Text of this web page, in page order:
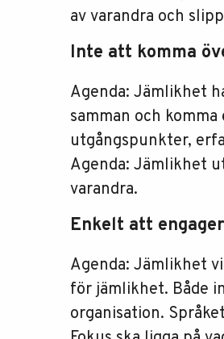
av varandra och
Inte att komma
Agenda: Jämlikhet
samman och
utgångspunkter,
Agenda: Jämlikhet
varandra.
Enkelt att
Agenda: Jämlikhet
för jämlikhet. Både
organisation.